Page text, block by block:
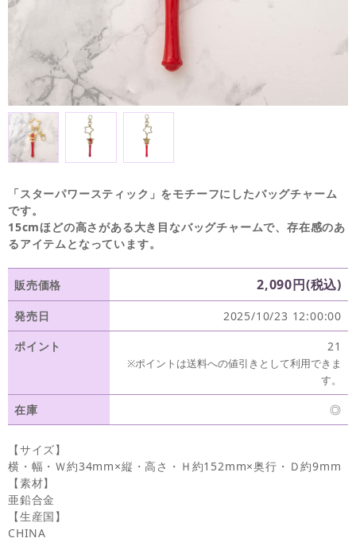
「スターパワースティック」をモチーフにしたバッグチャーム
です。
15cmほどの高さがある大き目なバッグチャームで、存在感のあ
るアイテムとなっています。
販売価格 2,090円(税込)
発売日
2025/10/23 12:00:00
ポイント
21
※ポイントは送料への値引きとして利用できま
す。
在庫 ◎
【サイズ】
横・幅・Ｗ約34mm×縦・高さ・Ｈ約152mm×奥行・Ｄ約9mm
【素材】
亜鉛合金
【生産国】
CHINA